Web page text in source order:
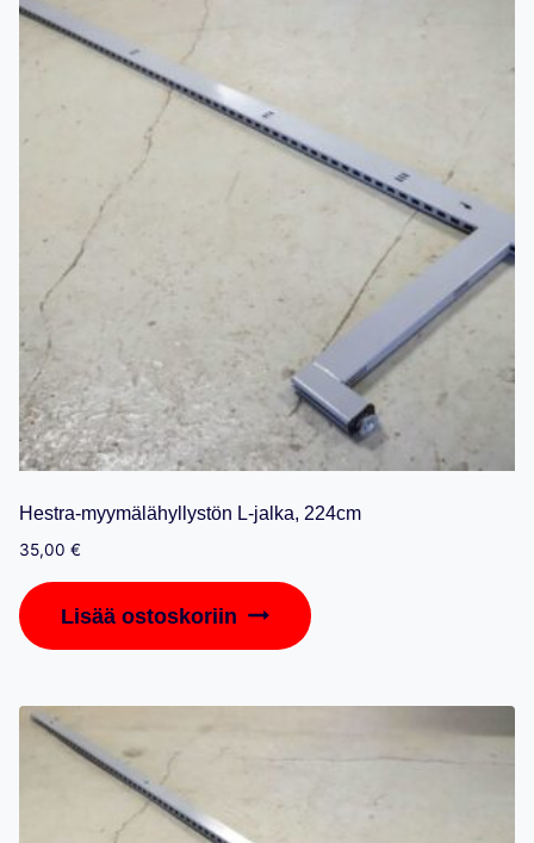
Hestra-myymälähyllystön L-jalka, 224cm
35,00 €
Lisää ostoskoriin